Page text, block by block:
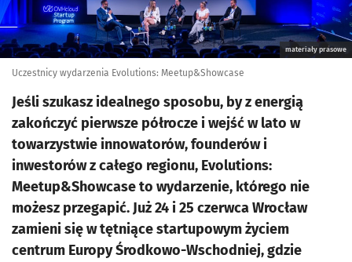
materiały prasowe
Uczestnicy wydarzenia Evolutions: Meetup&Showcase
Jeśli szukasz idealnego sposobu, by z energią
zakończyć pierwsze półrocze i wejść w lato w
towarzystwie innowatorów, founderów i
inwestorów z całego regionu, Evolutions:
Meetup&Showcase to wydarzenie, którego nie
możesz przegapić. Już 24 i 25 czerwca Wrocław
zamieni się w tętniące startupowym życiem
centrum Europy Środkowo-Wschodniej, gdzie